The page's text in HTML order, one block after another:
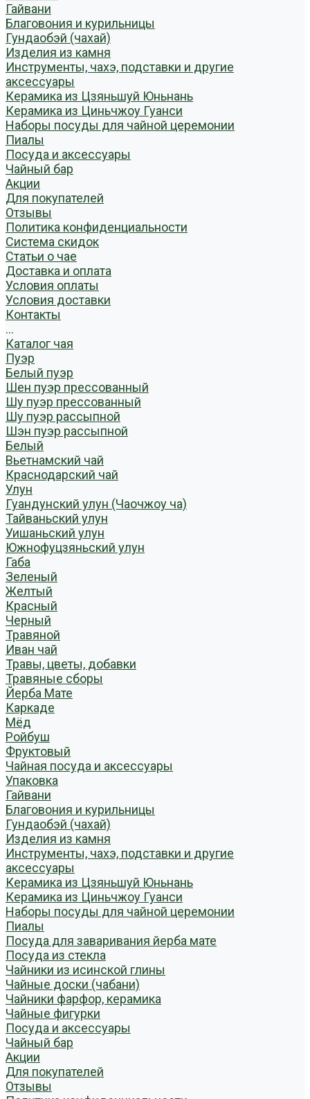
Гайвани
Благовония и курильницы
Гундаобэй (чахай)
Изделия из камня
Инструменты, чахэ, подставки и другие
аксессуары
Керамика из Цзяньшуй Юньнань
Керамика из Циньчжоу Гуанси
Наборы посуды для чайной церемонии
Пиалы
Посуда и аксессуары
Чайный бар
Акции
Для покупателей
Отзывы
Политика конфиденциальности
Система скидок
Статьи о чае
Доставка и оплата
Условия оплаты
Условия доставки
Контакты
...
Каталог чая
Пуэр
Белый пуэр
Шен пуэр прессованный
Шу пуэр прессованный
Шу пуэр рассыпной
Шэн пуэр рассыпной
Белый
Вьетнамский чай
Краснодарский чай
Улун
Гуандунский улун (Чаочжоу ча)
Тайваньский улун
Уишаньский улун
Южнофуцзяньский улун
Габа
Зеленый
Желтый
Красный
Черный
Травяной
Иван чай
Травы, цветы, добавки
Травяные сборы
Йерба Мате
Каркаде
Мёд
Ройбуш
Фруктовый
Чайная посуда и аксессуары
Упаковка
Гайвани
Благовония и курильницы
Гундаобэй (чахай)
Изделия из камня
Инструменты, чахэ, подставки и другие
аксессуары
Керамика из Цзяньшуй Юньнань
Керамика из Циньчжоу Гуанси
Наборы посуды для чайной церемонии
Пиалы
Посуда для заваривания йерба мате
Посуда из стекла
Чайники из исинской глины
Чайные доски (чабани)
Чайники фарфор, керамика
Чайные фигурки
Посуда и аксессуары
Чайный бар
Акции
Для покупателей
Отзывы